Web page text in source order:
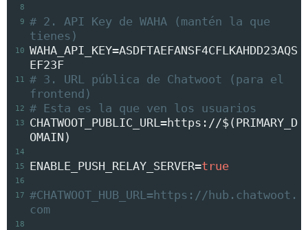
8
9 # 2. API Key de WAHA (mantén la que
tienes)
10 WAHA_API_KEY=ASDFTAEFANSF4CFLKAHDD23AQS
EF23F
11 # 3. URL pública de Chatwoot (para el
frontend)
12 # Esta es la que ven los usuarios
13 CHATWOOT_PUBLIC_URL =https://$(PRIMARY_D
OMAIN)
14
15
ENABLE_PUSH_RELAY_SERVER=true
16
17 #CHATWOOT_HUB_URL=https://hub.chatwoot.
com
18